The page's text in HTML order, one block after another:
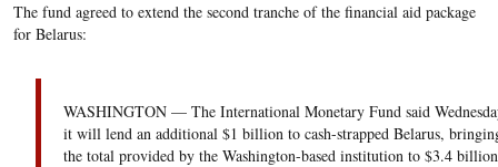
The fund agreed to extend the second tranche of the financial aid package
for Belarus:
WASHINGTON — The International Monetary Fund said
it will lend an additional $1 billion to cash-strapped Belarus,
the total provided by the Washington-based institution to $3.4